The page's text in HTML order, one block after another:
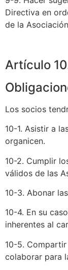
Directiva en
de la
Artículo
Los socios
10-1. Asistir a
organicen.
10-2. Cumplir
válidos de las
10-3. Abonar
10-4. En su
inherentes al
10-5.
colaborar para